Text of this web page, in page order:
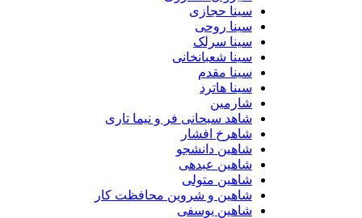
سینا حجازی
سینا روحی
سینا سرلک
سینا شعبانخانی
سینا مقدم
سینا هاترد
شارمین
شاهد سبحانی فر و نیما تاری
شاهرخ افشار
شاهین دانشجو
شاهین عبدهی
شاهین متولی
شاهین و شروین محافظت کار
شاهین یوسفی